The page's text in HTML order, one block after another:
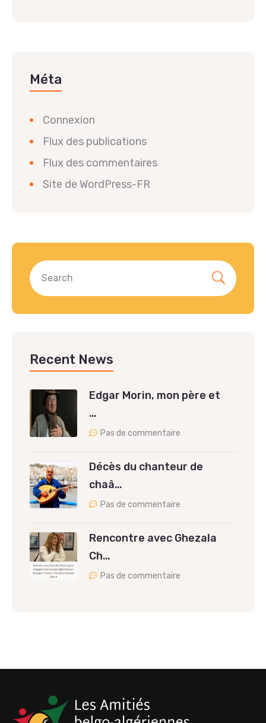
Méta
Connexion
Flux des publications
Flux des commentaires
Site de WordPress-FR
Recent News
Edgar Morin, mon père et
…
Pas de commentaire
Décès du chanteur de
chaâ…
Pas de commentaire
Rencontre avec Ghezala
Ch…
Pas de commentaire